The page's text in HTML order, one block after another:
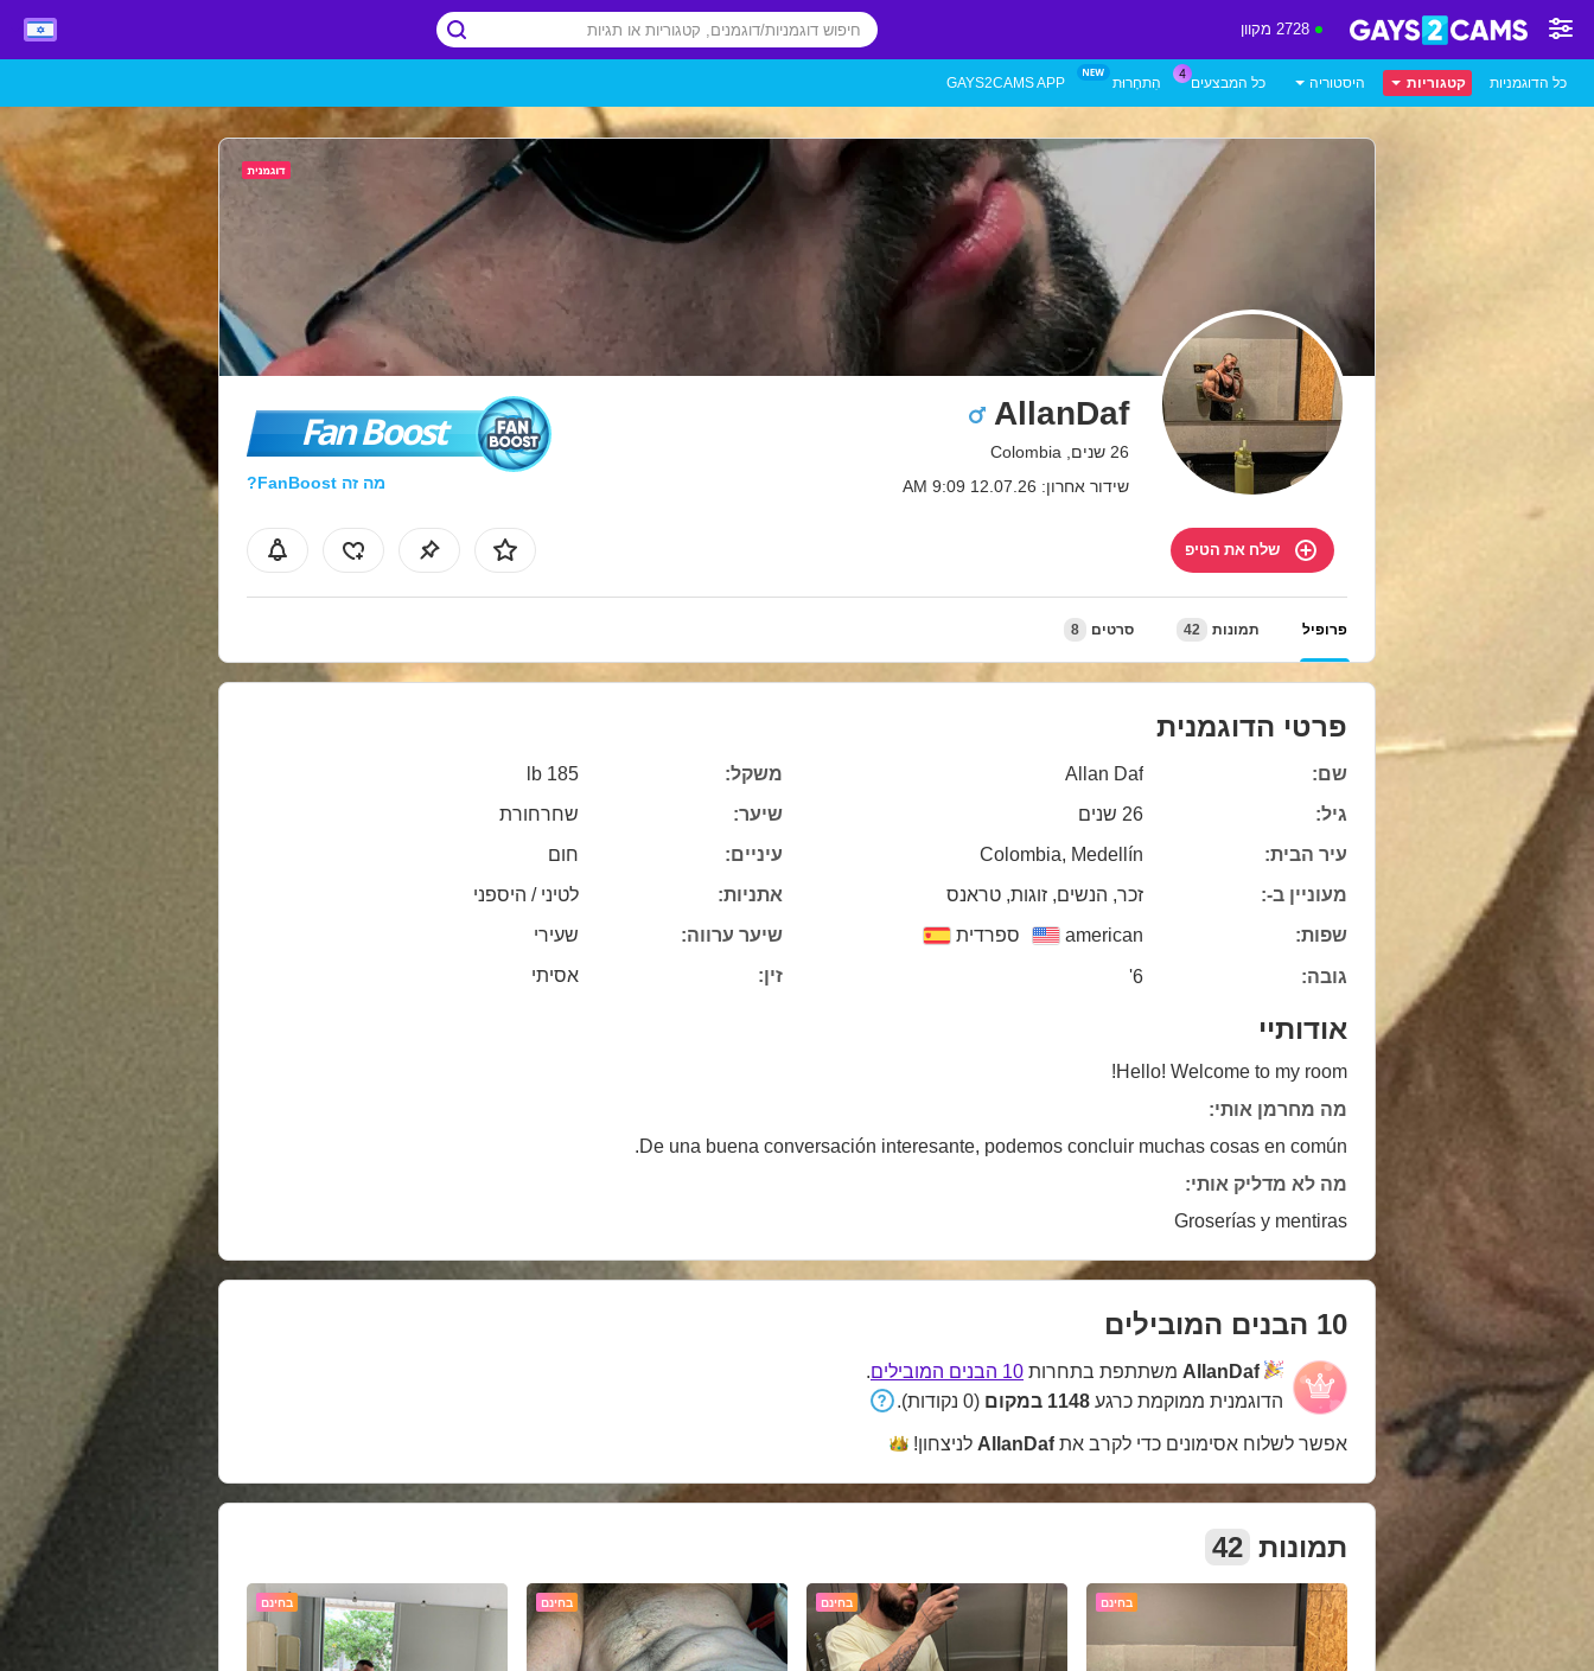
2728 מקוון
כל הדוגמניות קטגוריות היסטוריה כל המבצעים הִתחָרוּת GAYS2CAMS APP
AllanDaf
26 שנים, Colombia
שידור אחרון: 12.07.26 9:09 AM
Fan Boost
מה זה FanBoost?
שלח את הטיפ
פרופיל תמונות 42 סרטים 8
פרטי הדוגמנית
שם:
Allan Daf
גיל:
26 שנים
עיר הבית:
Colombia, Medellín
מעוניין ב-:
זכר, הנשים, זוגות, טראנס
שפות:
american ספרדית
גובה: 6'
משקל:
185 lb
שיער:
שחרחורת
עיניים:
חום
אתניות:
לטיני / היספני
שיער ערווה:
שעירי
זין:
אסיתי
אודותיי
Hello! Welcome to my room!
מה מחרמן אותי:
De una buena conversación interesante, podemos concluir muchas cosas en común.
מה לא מדליק אותי:
Groserías y mentiras
10 הבנים המובילים
AllanDaf משתתפת בתחרות 10 הבנים המובילים
.
הדוגמנית ממוקמת כרגע 1148 במקום (0 נקודות).
אפשר לשלוח אסימונים כדי לקרב את AllanDaf לניצחון!
תמונות 42
בחינם בחינם בחינם בחינם